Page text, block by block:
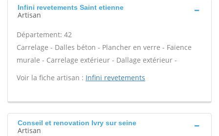
Infini revetements Saint etienne
Artisan
Département: 42
Carrelage - Dalles béton - Plancher en verre - Faïence
murale - Carrelage extérieur - Dallage extérieur -
Voir la fiche artisan : Infini revetements
Conseil et renovation Ivry sur seine
Artisan